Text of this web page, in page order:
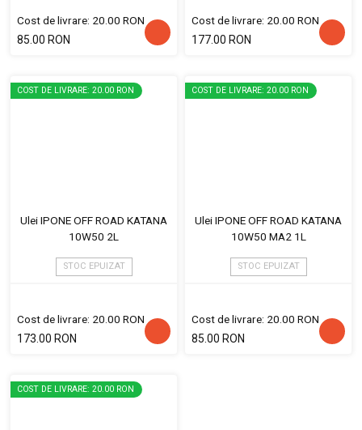
Cost de livrare: 20.00 RON
85.00 RON
Cost de livrare: 20.00 RON
177.00 RON
COST DE LIVRARE: 20.00 RON
Ulei IPONE OFF ROAD KATANA
10W50 2L
STOC EPUIZAT
Cost de livrare: 20.00 RON
173.00 RON
COST DE LIVRARE: 20.00 RON
Ulei IPONE OFF ROAD KATANA
10W50 MA2 1L
STOC EPUIZAT
Cost de livrare: 20.00 RON
85.00 RON
COST DE LIVRARE: 20.00 RON